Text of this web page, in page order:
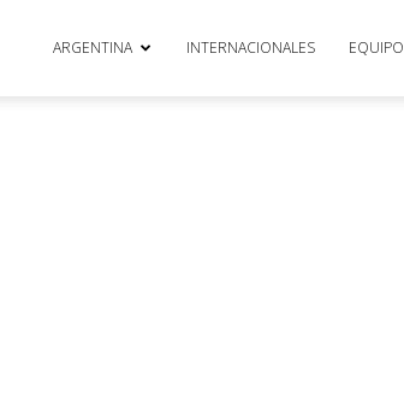
ARGENTINA INTERNACIONALES EQUIPO